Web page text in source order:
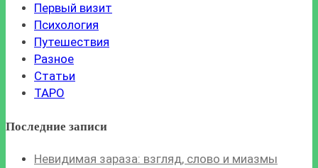
Первый визит
Психология
Путешествия
Разное
Статьи
ТАРО
Последние записи
Невидимая зараза: взгляд, слово и миазмы